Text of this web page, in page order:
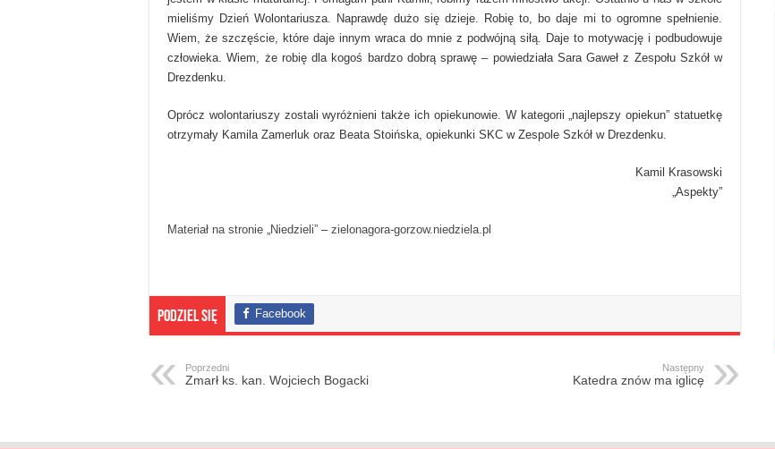
mieliśmy Dzień Wolontariusza. Naprawdę dużo się dzieje. Robię to, bo daje mi to ogromne spełnienie.
Wiem, że szczęście, które daje innym wraca do mnie z podwójną siłą. Daje to motywację i podbudowuje
człowieka. Wiem, że robię dla kogoś bardzo dobrą sprawę – powiedziała Sara Gaweł z Zespołu Szkół w
Drezdenku.
Oprócz wolontariuszy zostali wyróżnieni także ich opiekunowie. W kategorii „najlepszy opiekun” statuetkę
otrzymały Kamila Zamerluk oraz Beata Stoińska, opiekunki SKC w Zespole Szkół w Drezdenku.
Kamil Krasowski
„Aspekty”
Materiał na stronie „Niedzieli” – zielonagora-gorzow.niedziela.pl
Podziel się Facebook
Poprzedni
Zmarł ks. kan. Wojciech Bogacki
Następny
Katedra znów ma iglicę